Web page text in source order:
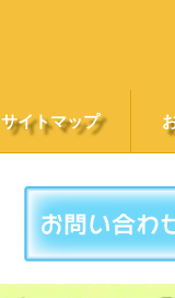
サイトマップ